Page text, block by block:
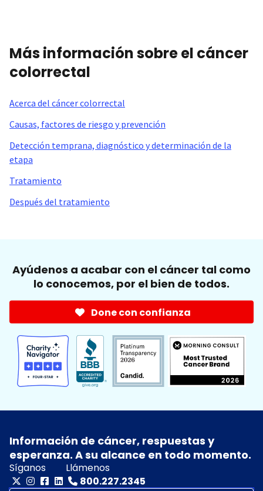
Más información sobre el cáncer
colorrectal
Acerca del cáncer colorrectal
Causas, factores de riesgo y prevención
Detección temprana, diagnóstico y determinación de la
etapa
Tratamiento
Después del tratamiento
Ayúdenos a acabar con el cáncer tal como
lo conocemos, por el bien de todos.
Done con confianza
Información de cáncer, respuestas y
esperanza. A su alcance en todo momento.
Síganos
Llámenos
800.227.2345